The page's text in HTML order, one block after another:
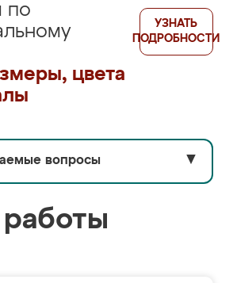
по
цвета
УЗНАТЬ
ПОДРОБНОСТИ
вопросы ▼